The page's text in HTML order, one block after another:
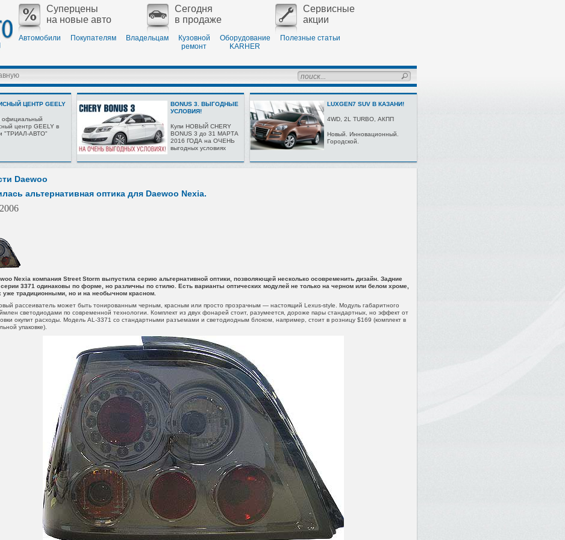
Суперцены
на новые авто
Сегодня
в продаже
Сервисные
акции
Автомобили Покупателям Владельцам
Кузовной
ремонт
Оборудование
KARHER
Полезные статьи
ЦЕНТР GEELY
официальный
центр GEELY в
"ТРИАЛ-АВТО"
BONUS 3. ВЫГОДНЫЕ
УСЛОВИЯ!
Купи НОВЫЙ CHERY
BONUS 3 до 31 МАРТА
2016 ГОДА на ОЧЕНЬ
выгодных условиях
LUXGEN7 SUV В КАЗАНИ!
4WD, 2L TURBО, AКПП
Нoвый. Иннoвaциoнный.
Гoрoдскoй.
Daewoo
альтернативная оптика для Daewoo Nexia.
Nexia компания Street Storm выпустила серию альтернативной оптики, позволяющей несколько осовременить дизайн. Задние
3371 одинаковы по форме, но различны по стилю. Есть варианты оптических модулей не только на черном или белом хроме,
уже традиционными, но и на необычном красном.
рассеиватель может быть тонированным черным, красным или просто прозрачным — настоящий Lexus-style. Модуль габаритного
светодиодами по современной технологии. Комплект из двух фонарей стоит, разумеется, дороже пары стандартных, но эффект от
окупит расходы. Модель AL-3371 со стандартными разъемами и светодиодным блоком, например, стоит в розницу $169 (комплект в
упаковке).